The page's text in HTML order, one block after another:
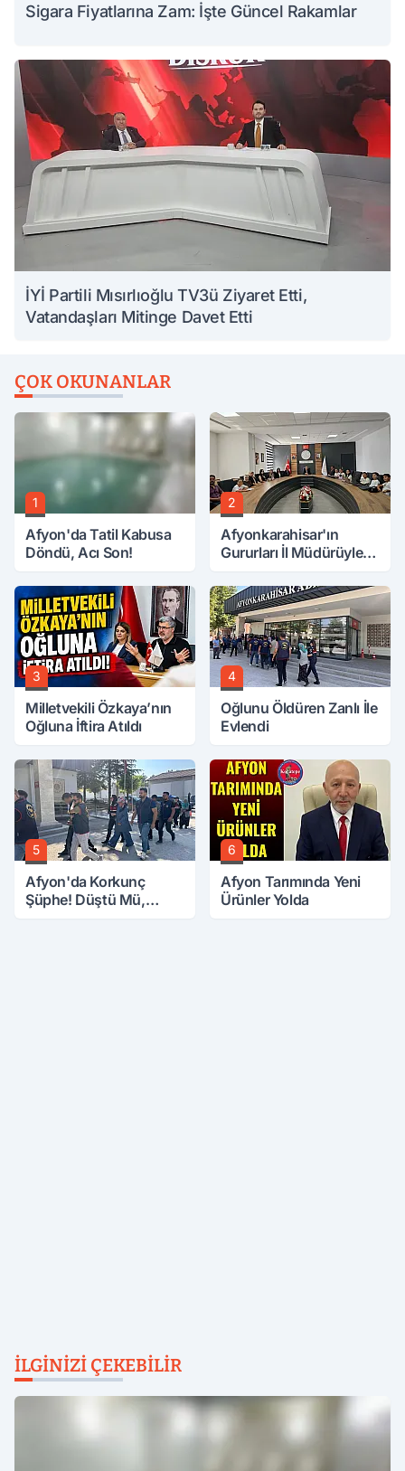
Sigara Fiyatlarına Zam: İşte Güncel Rakamlar
İYİ Partili Mısırlıoğlu TV3ü Ziyaret Etti,
Vatandaşları Mitinge Davet Etti
ÇOK OKUNANLAR
1
Afyon'da Tatil Kabusa
Döndü, Acı Son!
2
Afyonkarahisar'ın
Gururları İl Müdürüyle
3
Milletvekili Özkaya’nın
Oğluna İftira Atıldı
4
Oğlunu Öldüren Zanlı İle
Evlendi
5
Afyon'da Korkunç
Şüphe! Düştü Mü,
6
Afyon Tarımında Yeni
Ürünler Yolda
İLGINIZI ÇEKEBILIR